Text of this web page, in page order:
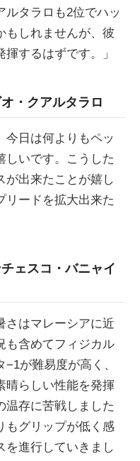
ルタラロも2位でハッ
もしれませんが、彼
するはずです。」
・クアルタラロ
今日は何よりもペッ
しいです。こうした
が出来たことが嬉し
リードを拡大出来た
ェスコ・バニャイ
さはマレーシアに近
も含めてフィジカル
が難易度が高く、
晴らしい性能を発揮
温存に苦戦しました
もグリップが低く感
を進行していきまし